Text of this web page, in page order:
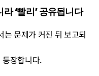
‘빨리’ 공유됩니다
문제가 커진 뒤 보고되
장합니다.